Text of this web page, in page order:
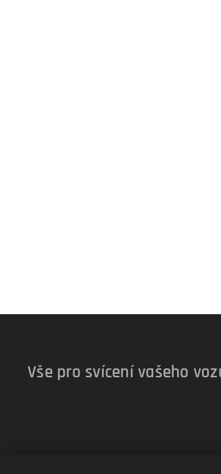
Vše pro svícení vašeho